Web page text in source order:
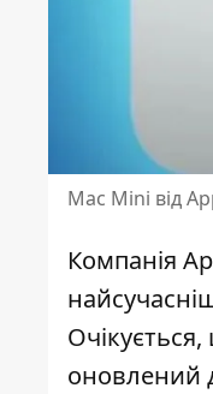
Mac Mini від
Компанія
оновлений